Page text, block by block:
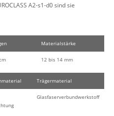
A2-s1-d0 sind sie
Materialstärke
12 bis 14 mm
Trägermaterial
Glasfaserverbundwerkstoff